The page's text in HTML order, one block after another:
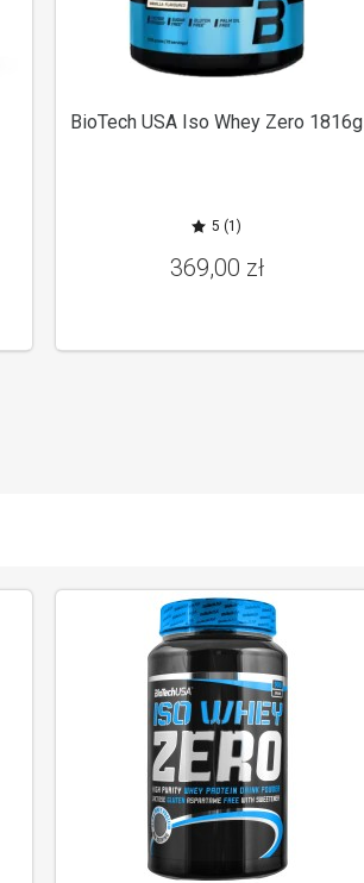
BioTech USA Iso Whey Zero 1816g
5 (1)
369,00 zł